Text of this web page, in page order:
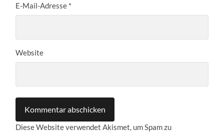
E-Mail-Adresse *
Website
Diese Website verwendet Akismet, um Spam zu